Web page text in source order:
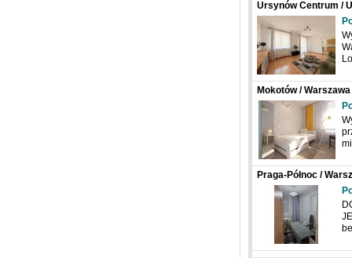
Ursynów Centrum /
Belgradzka
Mokotów /
Praga-Północ /